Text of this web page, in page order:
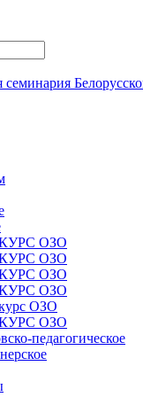
семинария
ОЗО
ОЗО
ОЗО
ОЗО
ОЗО
ОЗО
педагогическое